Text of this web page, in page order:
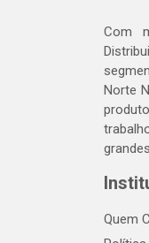
Com
Norte
Quem